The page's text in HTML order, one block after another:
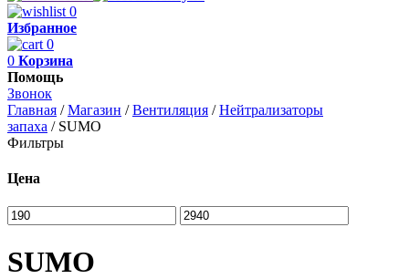
0
Избранное
0
0 Корзина
Помощь
Звонок
Главная /Магазин /Вентиляция /Нейтрализаторы
запаха / SUMO
Фильтры
Цена
SUMO